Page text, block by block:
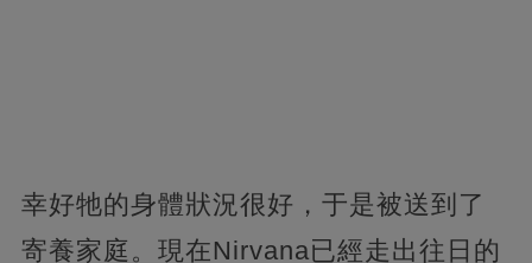
幸好牠的身體狀況很好，于是被送到了
寄養家庭。現在Nirvana已經走出往日的